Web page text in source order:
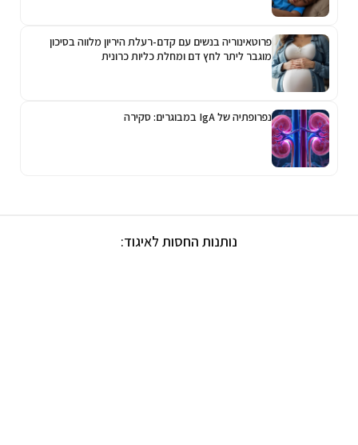
פרוטאינוריה בנשים עם קדם-רעלת היריון מלווה בסיכון
מוגבר ליתר לחץ דם ומחלת כליות כרונית
נפרופתיה של IgA במבוגרים: סקירה
נותנות החסות לאיגוד: